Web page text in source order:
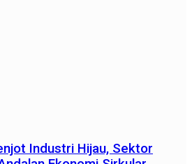
Industri Hijau, Sektor